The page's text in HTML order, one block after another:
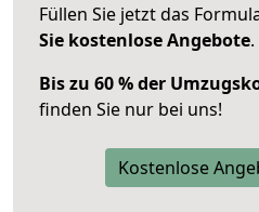
Füllen Sie jetzt das
Sie kostenlose Angebote.
Bis zu 60 % der
finden Sie nur bei uns!
Kostenlose